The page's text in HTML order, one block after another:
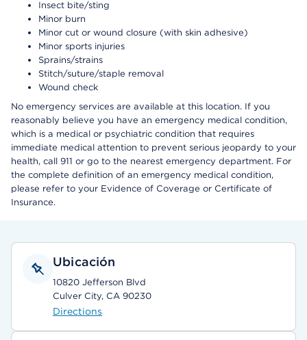
Insect bite/sting
Minor burn
Minor cut or wound closure (with skin adhesive)
Minor sports injuries
Sprains/strains
Stitch/suture/staple removal
Wound check
No emergency services are available at this location. If you
reasonably believe you have an emergency medical condition,
which is a medical or psychiatric condition that requires
immediate medical attention to prevent serious jeopardy to your
health, call 911 or go to the nearest emergency department. For
the complete definition of an emergency medical condition,
please refer to your Evidence of Coverage or Certificate of
Insurance.
Ubicación
10820 Jefferson Blvd
Culver City, CA 90230
Directions